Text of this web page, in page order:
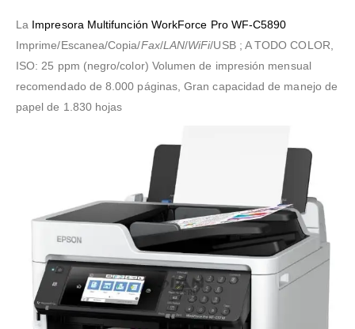
La Impresora Multifunción WorkForce Pro WF-C5890
Imprime/Escanea/Copia/Fax/LAN/WiFi/USB ; A TODO COLOR,
ISO: 25 ppm (negro/color) Volumen de impresión mensual
recomendado de 8.000 páginas, Gran capacidad de manejo de
papel de 1.830 hojas